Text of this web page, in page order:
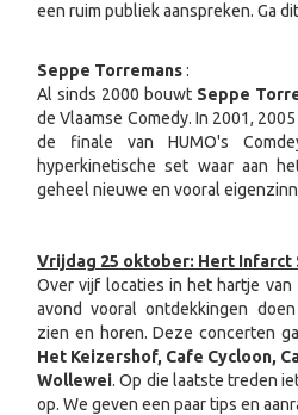
een ruim publiek aanspreken. Ga
Seppe Torremans:
Al sinds 2000 bouwt Seppe
de Vlaamse Comedy. In 2001,
de finale van HUMO's
hyperkinetische set waar aan
geheel nieuwe en vooral
Vrijdag 25 oktober: Hert Infarct
Over vijf locaties in het hartje
avond vooral ontdekkingen
zien en horen. Deze concerten
Het Keizershof, Cafe Cycloon,
Wollewei. Op die laatste treden
op. We geven een paar tips en